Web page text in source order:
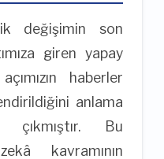
değişimin son
giren yapay
haberler
anlama
çıkmıştır. Bu
kavramının